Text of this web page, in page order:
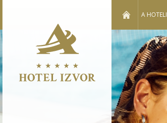
home A HOTELI